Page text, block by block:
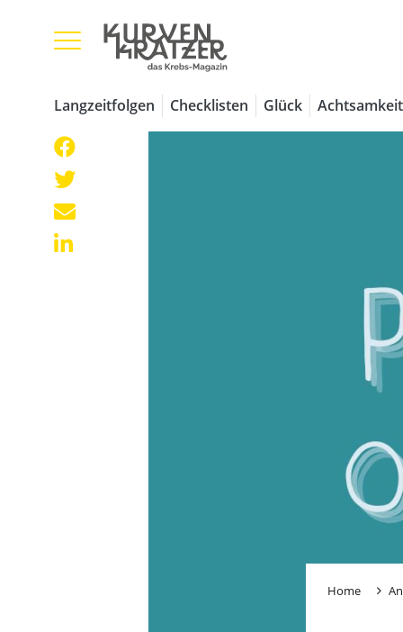
Langzeitfolgen Checklisten Glück Achtsamkeit
Home